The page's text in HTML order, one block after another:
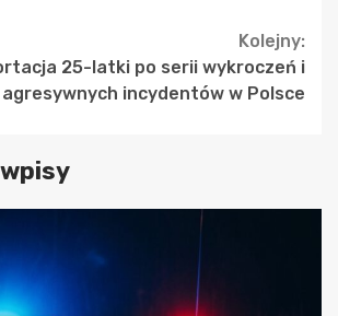
Kolejny:
25-latki po serii wykroczeń i
agresywnych incydentów w Polsce